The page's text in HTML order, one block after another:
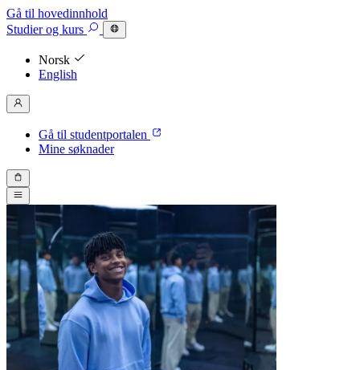
Gå til hovedinnhold
Studierog kurs
Norsk
English
Gå til studentportalen
Mine søknader